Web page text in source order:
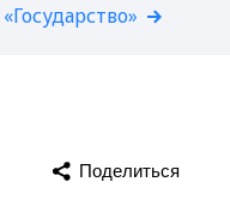
Поделиться